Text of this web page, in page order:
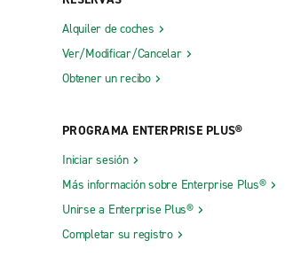
Alquiler de coches
Ver/Modificar/Cancelar
Obtener un recibo
PROGRAMA ENTERPRISE PLUS®
Iniciar sesión
Más información sobre Enterprise Plus®
Unirse a Enterprise Plus®
Completar su registro